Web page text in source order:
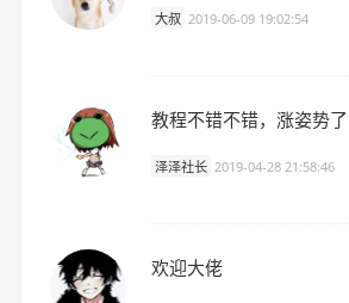
大叔 2019-06-09 19:02:54
教程不错不错，涨姿势
泽泽社长 2019-04-28 21:58:46
欢迎大佬